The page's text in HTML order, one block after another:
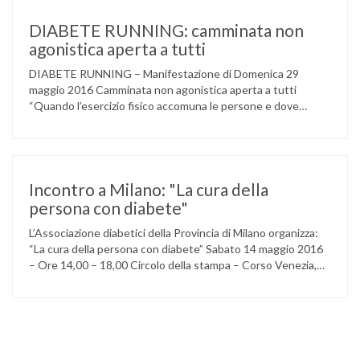
gruppo musicale GROOVY LEMONS di PREGNANA
MILANESE. L’ Associazione …
DIABETE RUNNING: camminata non
agonistica aperta a tutti
DIABETE RUNNING – Manifestazione di Domenica 29
maggio 2016 Camminata non agonistica aperta a tutti
“Quando l’esercizio fisico accomuna le persone e dove
Incontro a Milano: "La cura della
persona con diabete"
L’Associazione diabetici della Provincia di Milano organizza:
“La cura della persona con diabete” Sabato 14 maggio 2016
– Ore 14,00 – 18,00 Circolo della stampa – Corso Venezia,